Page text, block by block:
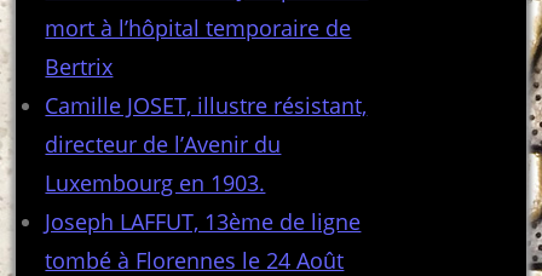
mort à l’hôpital temporaire de
Bertrix
Camille JOSET, illustre résistant,
directeur de l’Avenir du
Luxembourg en 1903.
Joseph LAFFUT, 13ème de ligne
tombé à Florennes le 24 Août